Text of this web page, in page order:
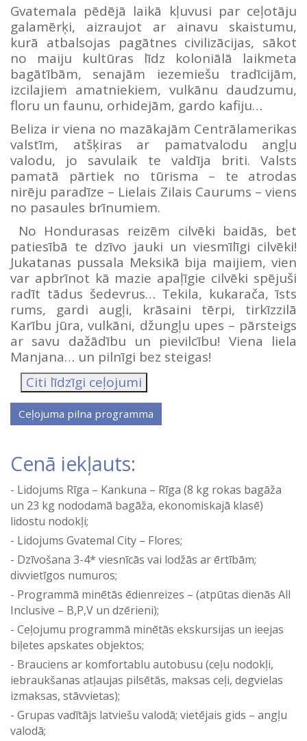
Gvatemala pēdējā laikā kļuvusi par ceļotāju
galamērķi, aizraujot ar ainavu skaistumu,
kurā atbalsojas pagātnes civilizācijas, sākot
no maiju kultūras līdz koloniālā laikmeta
bagātībām, senajām iezemiešu tradīcijām,
izcilajiem amatniekiem, vulkānu daudzumu,
floru un faunu, orhidejām, gardo kafiju…
Beliza ir viena no mazākajām Centrālamerikas
valstīm, atšķiras ar pamatvalodu angļu
valodu, jo savulaik te valdīja briti. Valsts
pamatā pārtiek no tūrisma – te atrodas
nirēju paradīze – Lielais Zilais Caurums – viens
no pasaules brīnumiem.
No Hondurasas reizēm cilvēki baidās, bet
patiesībā te dzīvo jauki un viesmīlīgi cilvēki!
Jukatanas pussala Meksikā bija maijiem, vien
var apbrīnot kā mazie apaļīgie cilvēki spējuši
radīt tādus šedevrus… Tekila, kukarača, īsts
rums, gardi augļi, krāsaini tērpi, tirkīzzilā
Karību jūra, vulkāni, džungļu upes – pārsteigs
ar savu dažādību un pievilcību! Viena liela
Manjana… un pilnīgi bez steigas!
Citi līdzīgi ceļojumi
Cenā iekļauts:
Lidojums Rīga – Kankuna – Rīga (8 kg rokas bagāža
un 23 kg nododamā bagāža, ekonomiskajā klasē)
lidostu nodokļi;
Lidojums Gvatemal City – Flores;
Dzīvošana 3-4* viesnīcās vai lodžās ar ērtībām;
divvietīgos numuros;
Programmā minētās ēdienreizes – (atpūtas dienās All
Inclusive – B,P,V un dzērieni);
Ceļojumu programmā minētās ekskursijas un ieejas
biļetes apskates objektos;
Brauciens ar komfortablu autobusu (ceļu nodokļi,
iebraukšanas atļaujas pilsētās, maksas ceļi, degvielas
izmaksas, stāvvietas);
Grupas vadītājs latviešu valodā; vietējais gids – angļu
valodā;